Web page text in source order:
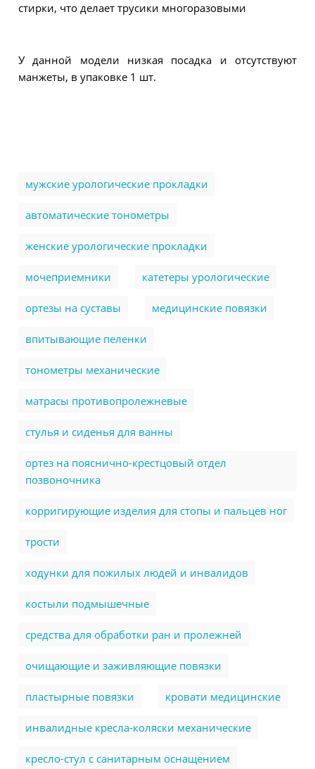
стирки, что делает трусики многоразовыми
У данной модели низкая посадка и отсутствуют
манжеты, в упаковке 1 шт.
мужские урологические прокладки
автоматические тонометры
женские урологические прокладки
мочеприемники катетеры урологические
ортезы на суставы медицинские повязки
впитывающие пеленки
тонометры механические
матрасы противопролежневые
стулья и сиденья для ванны
ортез на пояснично-крестцовый отдел
позвоночника
корригирующие изделия для стопы и пальцев ног
трости
ходунки для пожилых людей и инвалидов
костыли подмышечные
cредства для обработки ран и пролежней
очищающие и заживляющие повязки
пластырные повязки кровати медицинские
инвалидные кресла-коляски механические
кресло-стул с санитарным оснащением